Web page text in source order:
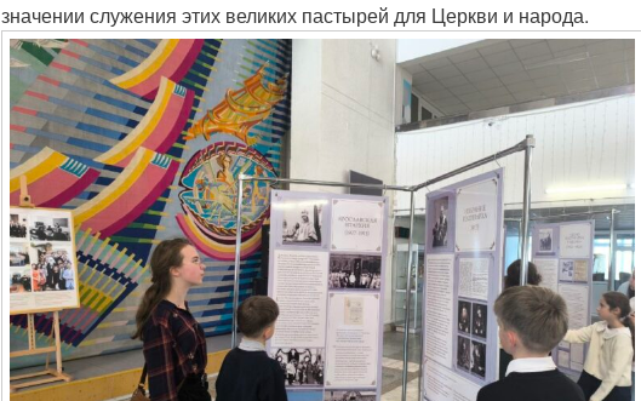
значении служения этих великих пастырей для Церкви и народа.